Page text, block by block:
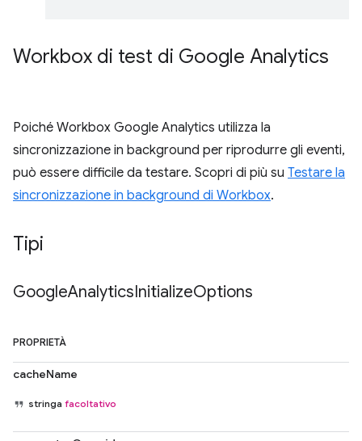
Workbox di test di Google Analytics
Poiché Workbox Google Analytics utilizza la
sincronizzazione in background per riprodurre gli eventi,
può essere difficile da testare. Scopri di più su Testare la
sincronizzazione in background di Workbox.
Tipi
GoogleAnalyticsInitializeOptions
PROPRIETÀ
cacheName
stringa facoltativo